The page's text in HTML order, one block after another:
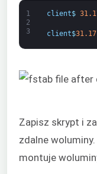
1
2
3
client$
client$
Zapisz skrypt i
zdalne
montuje